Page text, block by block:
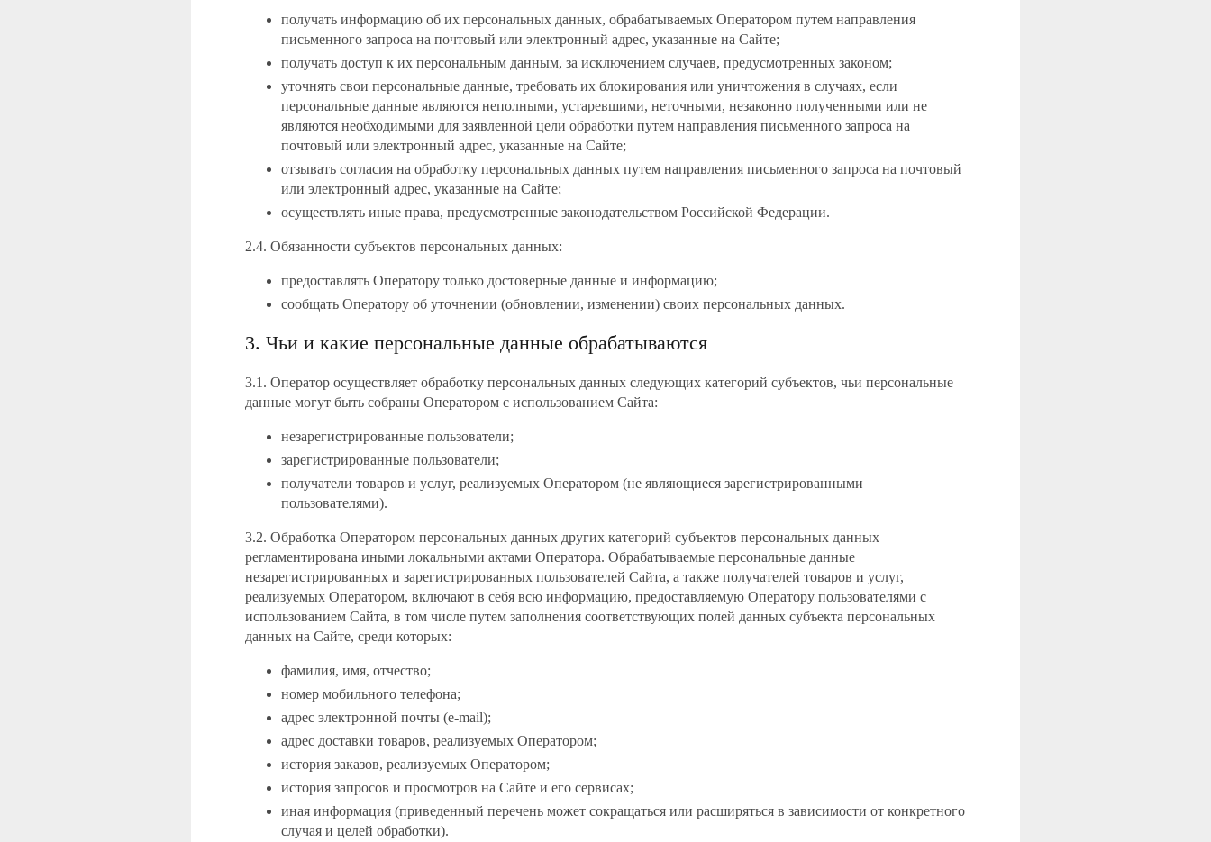
получать информацию об их персональных данных, обрабатываемых Оператором путем направления
письменного запроса на почтовый или электронный адрес, указанные на Сайте;
получать доступ к их персональным данным, за исключением случаев, предусмотренных законом;
уточнять свои персональные данные, требовать их блокирования или уничтожения в случаях, если
персональные данные являются неполными, устаревшими, неточными, незаконно полученными или не
являются необходимыми для заявленной цели обработки путем направления письменного запроса на
почтовый или электронный адрес, указанные на Сайте;
отзывать согласия на обработку персональных данных путем направления письменного запроса на почтовый
или электронный адрес, указанные на Сайте;
осуществлять иные права, предусмотренные законодательством Российской Федерации.
2.4. Обязанности субъектов персональных данных:
предоставлять Оператору только достоверные данные и информацию;
сообщать Оператору об уточнении (обновлении, изменении) своих персональных данных.
3. Чьи и какие персональные данные обрабатываются
3.1. Оператор осуществляет обработку персональных данных следующих категорий субъектов, чьи персональные
данные могут быть собраны Оператором с использованием Сайта:
незарегистрированные пользователи;
зарегистрированные пользователи;
получатели товаров и услуг, реализуемых Оператором (не являющиеся зарегистрированными
пользователями).
3.2. Обработка Оператором персональных данных других категорий субъектов персональных данных
регламентирована иными локальными актами Оператора. Обрабатываемые персональные данные
незарегистрированных и зарегистрированных пользователей Сайта, а также получателей товаров и услуг,
реализуемых Оператором, включают в себя всю информацию, предоставляемую Оператору пользователями с
использованием Сайта, в том числе путем заполнения соответствующих полей данных субъекта персональных
данных на Сайте, среди которых:
фамилия, имя, отчество;
номер мобильного телефона;
адрес электронной почты (e-mail);
адрес доставки товаров, реализуемых Оператором;
история заказов, реализуемых Оператором;
история запросов и просмотров на Сайте и его сервисах;
иная информация (приведенный перечень может сокращаться или расширяться в зависимости от конкретного
случая и целей обработки).